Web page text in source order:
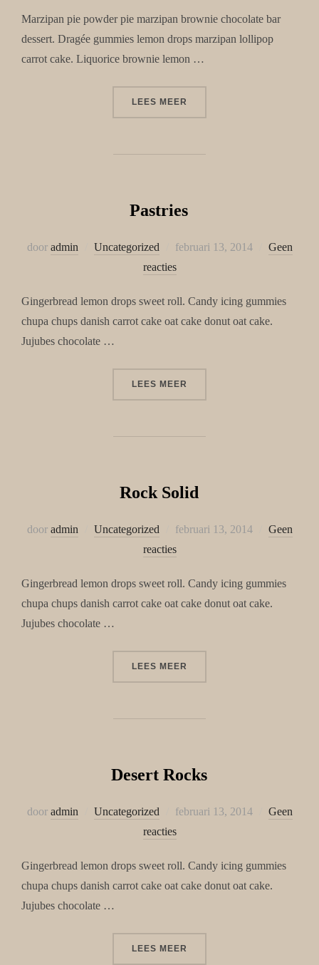
Marzipan pie powder pie marzipan brownie chocolate bar
dessert. Dragée gummies lemon drops marzipan lollipop
carrot cake. Liquorice brownie lemon …
LEES MEER
Pastries
door admin Uncategorized
Geplaatst
op
februari 13, 2014
Geen
reacties
Gingerbread lemon drops sweet roll. Candy icing gummies
chupa chups danish carrot cake oat cake donut oat cake.
Jujubes chocolate …
LEES MEER
Rock Solid
door admin Uncategorized
Geplaatst
op
februari 13, 2014
Geen
reacties
Gingerbread lemon drops sweet roll. Candy icing gummies
chupa chups danish carrot cake oat cake donut oat cake.
Jujubes chocolate …
LEES MEER
Desert Rocks
door admin Uncategorized
Geplaatst
op
februari 13, 2014
Geen
reacties
Gingerbread lemon drops sweet roll. Candy icing gummies
chupa chups danish carrot cake oat cake donut oat cake.
Jujubes chocolate …
LEES MEER